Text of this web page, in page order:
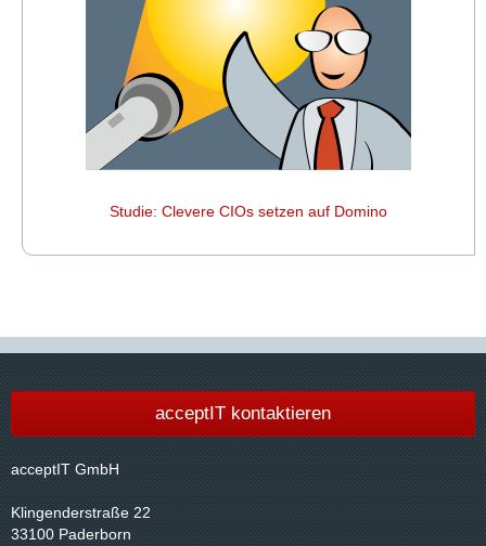
Studie: Clevere CIOs setzen auf Domino
acceptIT kontaktieren
acceptIT GmbH
Klingenderstraße 22
33100 Paderborn